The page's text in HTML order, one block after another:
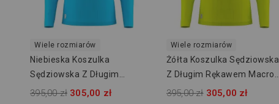
Wiele rozmiarów
Niebieska Koszulka
Sędziowska Z Długim
Rękawem Macron Mendez
395,00 zł 305,00 zł
Wiele rozmiarów
Żółta Koszulka Sędziowska
Z Długim Rękawem Macron
Mendez Eco 800004631509
395,00 zł 305,00 zł